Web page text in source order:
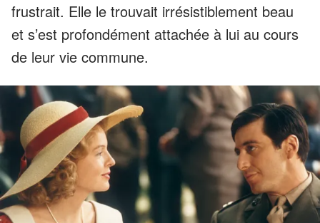
frustrait. Elle le trouvait irrésistiblement beau
et s’est profondément attachée à lui au cours
de leur vie commune.